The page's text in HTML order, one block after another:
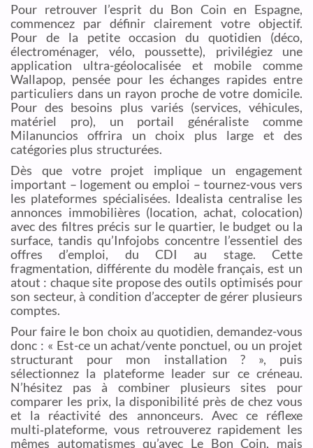
Pour retrouver l’esprit du Bon Coin en Espagne,
commencez par définir clairement votre objectif.
Pour de la petite occasion du quotidien (déco,
électroménager, vélo, poussette), privilégiez une
application ultra-géolocalisée et mobile comme
Wallapop, pensée pour les échanges rapides entre
particuliers dans un rayon proche de votre domicile.
Pour des besoins plus variés (services, véhicules,
matériel pro), un portail généraliste comme
Milanuncios offrira un choix plus large et des
catégories plus structurées.
Dès que votre projet implique un engagement
important – logement ou emploi – tournez-vous vers
les plateformes spécialisées. Idealista centralise les
annonces immobilières (location, achat, colocation)
avec des filtres précis sur le quartier, le budget ou la
surface, tandis qu’Infojobs concentre l’essentiel des
offres d’emploi, du CDI au stage. Cette
fragmentation, différente du modèle français, est un
atout : chaque site propose des outils optimisés pour
son secteur, à condition d’accepter de gérer plusieurs
comptes.
Pour faire le bon choix au quotidien, demandez-vous
donc : « Est-ce un achat/vente ponctuel, ou un projet
structurant pour mon installation ? », puis
sélectionnez la plateforme leader sur ce créneau.
N’hésitez pas à combiner plusieurs sites pour
comparer les prix, la disponibilité près de chez vous
et la réactivité des annonceurs. Avec ce réflexe
multi‑plateforme, vous retrouverez rapidement les
mêmes automatismes qu’avec Le Bon Coin, mais